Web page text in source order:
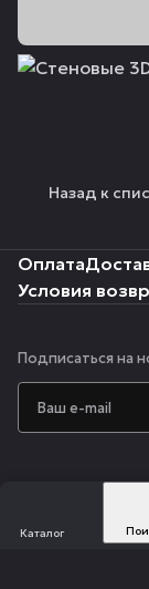
Назад к
Каталог
Оплата
Условия
Подписаться на
info@modlr.ru